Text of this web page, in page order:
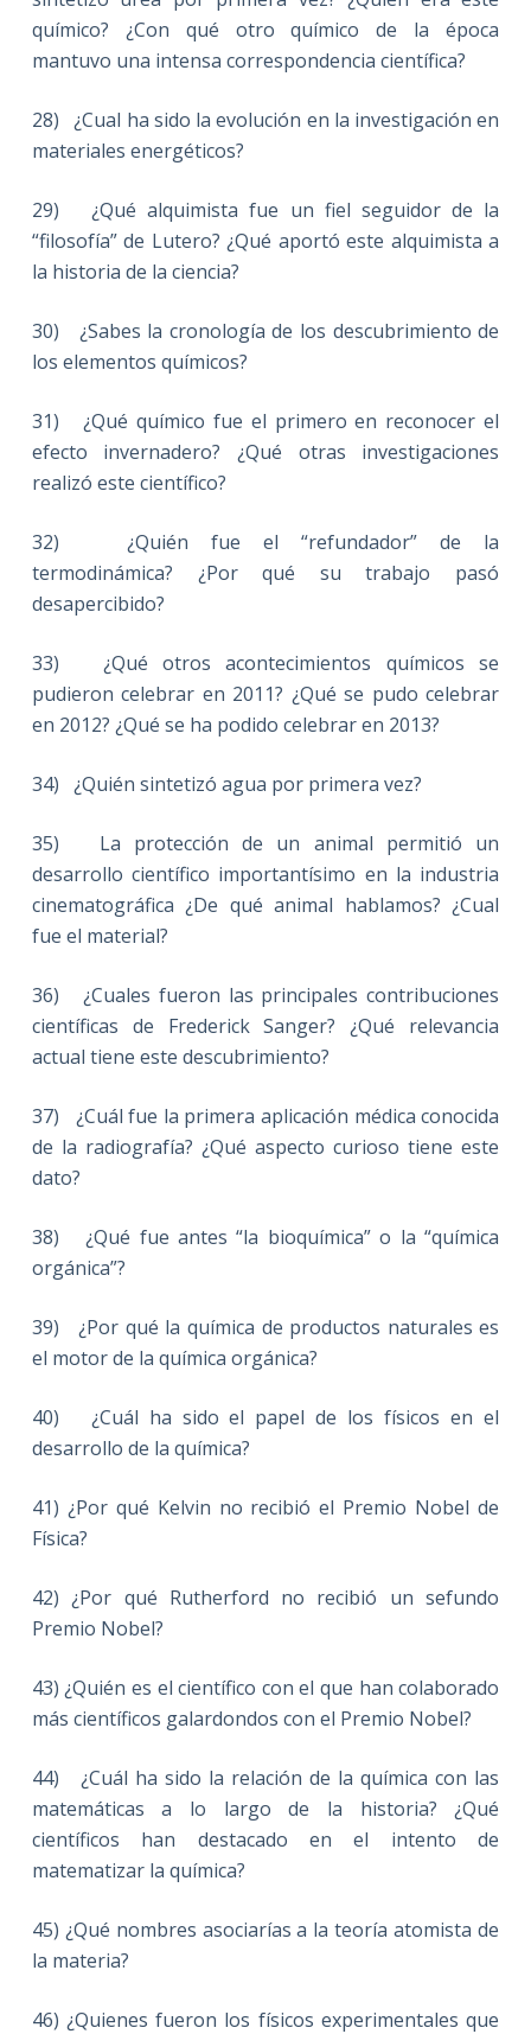
químico? ¿Con qué otro químico de la época
mantuvo una intensa correspondencia científica?
28) ¿Cual ha sido la evolución en la investigación en
materiales energéticos?
29) ¿Qué alquimista fue un fiel seguidor de la
“filosofía” de Lutero? ¿Qué aportó este alquimista a
la historia de la ciencia?
30) ¿Sabes la cronología de los descubrimiento de
los elementos químicos?
31) ¿Qué químico fue el primero en reconocer el
efecto invernadero? ¿Qué otras investigaciones
realizó este científico?
32) ¿Quién fue el “refundador” de la
termodinámica? ¿Por qué su trabajo pasó
desapercibido?
33) ¿Qué otros acontecimientos químicos se
pudieron celebrar en 2011? ¿Qué se pudo celebrar
en 2012? ¿Qué se ha podido celebrar en 2013?
34) ¿Quién sintetizó agua por primera vez?
35) La protección de un animal permitió un
desarrollo científico importantísimo en la industria
cinematográfica ¿De qué animal hablamos? ¿Cual
fue el material?
36) ¿Cuales fueron las principales contribuciones
científicas de Frederick Sanger? ¿Qué relevancia
actual tiene este descubrimiento?
37) ¿Cuál fue la primera aplicación médica conocida
de la radiografía? ¿Qué aspecto curioso tiene este
dato?
38) ¿Qué fue antes “la bioquímica” o la “química
orgánica”?
39) ¿Por qué la química de productos naturales es
el motor de la química orgánica?
40) ¿Cuál ha sido el papel de los físicos en el
desarrollo de la química?
41) ¿Por qué Kelvin no recibió el Premio Nobel de
Física?
42) ¿Por qué Rutherford no recibió un sefundo
Premio Nobel?
43) ¿Quién es el científico con el que han colaborado
más científicos galardondos con el Premio Nobel?
44) ¿Cuál ha sido la relación de la química con las
matemáticas a lo largo de la historia? ¿Qué
científicos han destacado en el intento de
matematizar la química?
45) ¿Qué nombres asociarías a la teoría atomista de
la materia?
46) ¿Quienes fueron los físicos experimentales que